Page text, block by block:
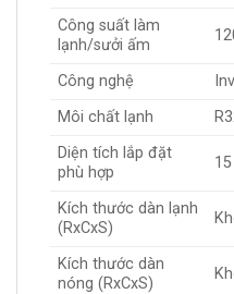
Công suất làm
lạnh/sưởi ấm
Công nghệ
Môi chất lạnh
Diện tích lắp đặt
phù hợp
Kích thước dàn lạnh
(RxCxS)
Kích thước dàn
nóng (RxCxS)